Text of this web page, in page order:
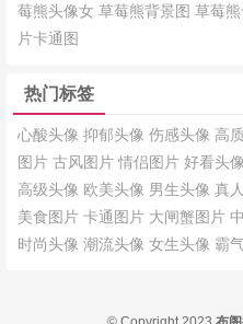
莓熊头像女 草莓熊背景图 草莓
片卡通图
热门标签
心酸头像 抑郁头像 伤感头像 高
图片 古风图片 情侣图片 好看头像
高级头像 欧美头像 男生头像 真
美食图片 卡通图片 大闸蟹图片
时尚头像 潮流头像 女生头像 霸